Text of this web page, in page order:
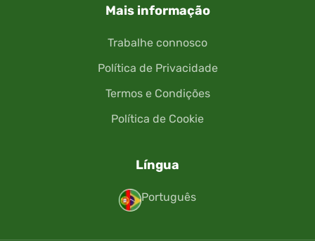
Mais informação
Trabalhe connosco
Política de Privacidade
Termos e Condições
Política de Cookie
Língua
Português